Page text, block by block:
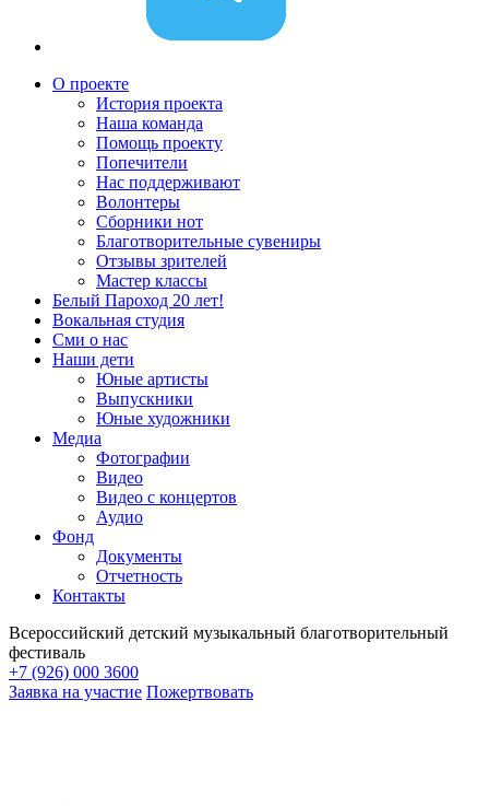
О проекте
История проекта
Наша команда
Помощь проекту
Попечители
Нас поддерживают
Волонтеры
Сборники нот
Благотворительные сувениры
Отзывы зрителей
Мастер классы
Белый Пароход 20 лет!
Вокальная студия
Сми о нас
Наши дети
Юные артисты
Выпускники
Юные художники
Медиа
Фотографии
Видео
Видео с концертов
Аудио
Фонд
Документы
Отчетность
Контакты
Всероссийский детский музыкальный благотворительный
фестиваль
+7 (926) 000 3600
Заявка на участие Пожертвовать